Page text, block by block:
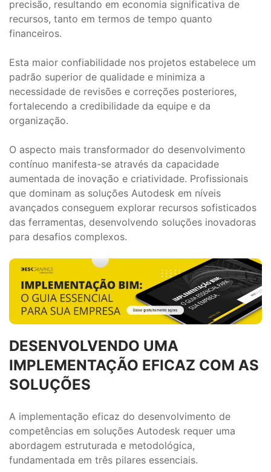
precisão, resultando em economia significativa de
recursos, tanto em termos de tempo quanto
financeiros.
Esta maior confiabilidade nos projetos estabelece um
padrão superior de qualidade e minimiza a
necessidade de revisões e correções posteriores,
fortalecendo a credibilidade da equipe e da
organização.
O aspecto mais transformador do desenvolvimento
contínuo manifesta-se através da capacidade
aumentada de inovação e criatividade. Profissionais
que dominam as soluções Autodesk em níveis
avançados conseguem explorar recursos sofisticados
das ferramentas, desenvolvendo soluções inovadoras
para desafios complexos.
DESENVOLVENDO UMA
IMPLEMENTAÇÃO EFICAZ COM AS
SOLUÇÕES
A implementação eficaz do desenvolvimento de
competências em soluções Autodesk requer uma
abordagem estruturada e metodológica,
fundamentada em três pilares essenciais.